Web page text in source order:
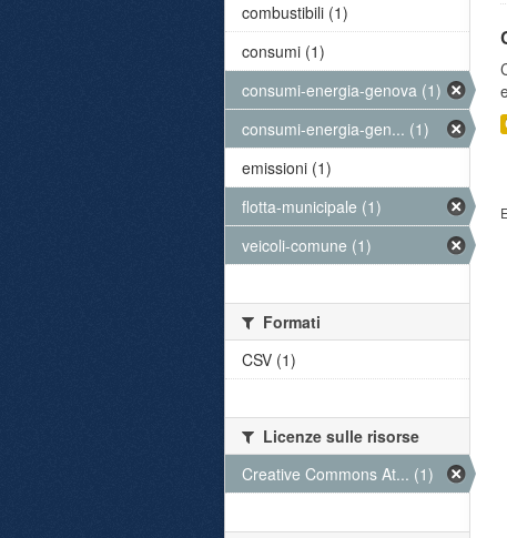
combustibili (1)
consumi (1)
consumi-energia-genova (1)
consumi-energia-gen... (1)
emissioni (1)
flotta-municipale (1)
veicoli-comune (1)
Formati
CSV (1)
Licenze sulle risorse
Creative Commons At... (1)